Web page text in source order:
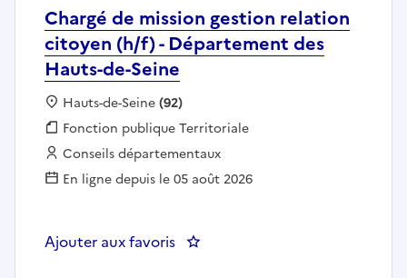
Chargé de mission gestion relation
citoyen (h/f) - Département des
Hauts-de-Seine
Localisation :
Hauts-de-Seine(92)
Fonction publique :
Fonction publique Territoriale
Employeur :
Conseils départementaux
En ligne depuis le 05 août 2026
Ajouter aux favoris : Chargé de mission gestion